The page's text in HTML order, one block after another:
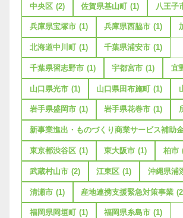
中央区 (2) 佐賀県基山町 (1) 八王子
兵庫県宝塚市 (1) 兵庫県西脇市 (1)
北海道中川町 (1) 千葉県浦安市 (1)
千葉県習志野市 (1) 宇都宮市 (1) 宜
山口県光市 (1) 山口県田布施町 (1)
岩手県盛岡市 (1) 岩手県花巻市 (1)
新事業進出・ものづくり商業サービス補助
東京都渋谷区 (1) 東大阪市 (1) 柏市
武蔵村山市 (2) 江東区 (1) 沖縄県浦
清瀬市 (1) 産地連携支援緊急対策事業
福岡県岡垣町 (1) 福岡県糸島市 (1)